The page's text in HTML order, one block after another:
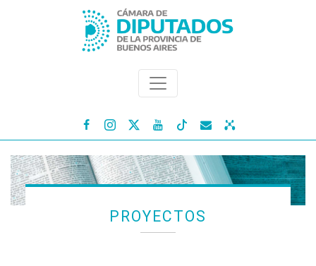
   
PROYECTOS